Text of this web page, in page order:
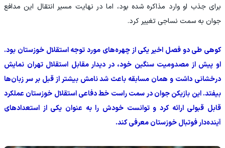
برای جذب او وارد مذاکره شده بود، اما در نهایت مسیر انتقال این مدافع
جوان به سمت نساجی تغییر کرد.
کوهی طی دو فصل اخیر یکی از چهره‌های مورد توجه استقلال خوزستان بود.
او پیش از مصدومیت سنگین خود، در دیدار مقابل استقلال تهران نمایش
درخشانی داشت و همان مسابقه باعث شد نامش بیشتر از قبل بر سر زبان‌ها
بیفتد. این بازیکن جوان در سمت راست خط دفاعی استقلال خوزستان عملکرد
قابل قبولی ارائه کرد و توانست خودش را به عنوان یکی از استعدادهای
آینده‌دار فوتبال خوزستان معرفی کند.